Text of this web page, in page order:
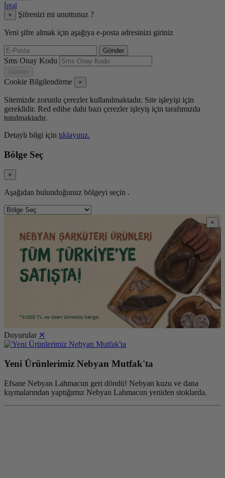
İptal
×
Şifrenizi mi unuttunuz ?
Yeni şifre almak için aşağıya e-posta adresinizi giriniz
Gönder
Sms Onay Kodu
Gönder
Cookie Bilgilendirme ×
Sitemizde zorunlu çerezler kullanılmaktadır. Site işleyişi için
gereklidir. Red edilse dahi bazı çerezler işleyiş için tarafımızda
tutulmaktadır.
Detaylı bilgi için tıklayınız.
Bölge Seç
×
Aşağıdan bulunduğunuz bölgeyi seçin .
×
Duyurular ✕
Yeni Ürünlerimiz Nebyan Mutfak'ta
Efsane Nebyan Lahmacun geri döndü! Nebyan kuzu ve dana
kıymalarından yaptığımız Nebyan Lahmacun yeniden stoklarda.